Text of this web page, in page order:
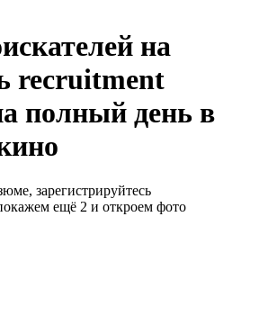
на
recruitment
полный день в
зарегистрируйтесь
ещё 2 и откроем фото